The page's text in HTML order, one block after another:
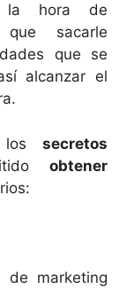
la hora de
sacarle
que se
alcanzar el
los secretos
obtener
de marketing